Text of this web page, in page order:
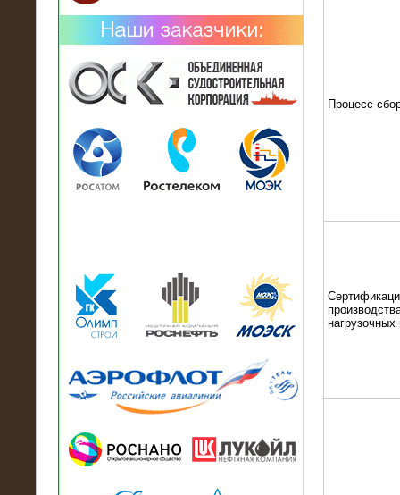
02.02.2019
Нагрузочный комплекс 26 МВт (10
кВ) поставлен в аренду на
13.07.2018
модуль в контейнере 2700 кВА на
Балтийский завод
Процесс